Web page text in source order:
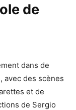
de
dans de
avec des scènes
et de
de Sergio